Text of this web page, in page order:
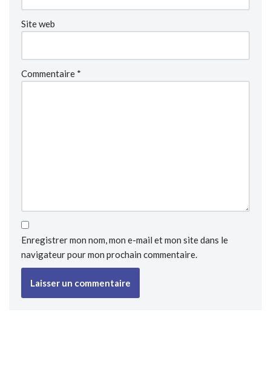
Site web
Commentaire *
Enregistrer mon nom, mon e-mail et mon site dans le
navigateur pour mon prochain commentaire.